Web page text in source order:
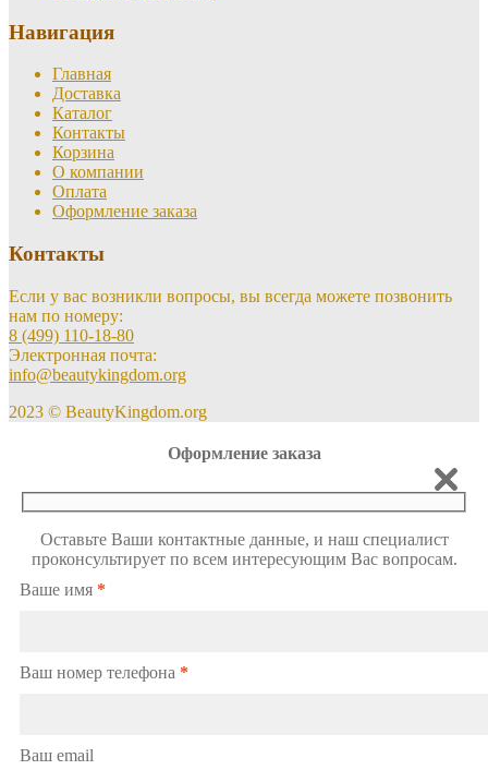
Навигация
Главная
Доставка
Каталог
Контакты
Корзина
О компании
Оплата
Оформление заказа
Контакты
Если у вас возникли вопросы, вы всегда можете позвонить
нам по номеру:
8 (499) 110-18-80
Электронная почта:
info@beautykingdom.org
2023 © BeautyKingdom.org
Оформление заказа
Оставьте Ваши контактные данные, и наш специалист
проконсультирует по всем интересующим Вас вопросам.
Ваше имя *
Ваш номер телефона *
Ваш email